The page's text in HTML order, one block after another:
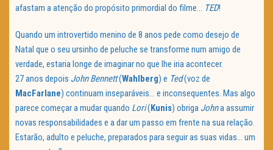
afastam a atenção do propósito primordial do filme… TED!
Quando um introvertido menino de 8 anos pede como desejo de
Natal que o seu ursinho de peluche se transforme num amigo de
verdade, estaria longe de imaginar no que lhe iria acontecer.
27 anos depois John Bennett(Wahlberg) e Ted(voz de
MacFarlane) continuam inseparáveis… e inconsequentes. Mas algo
parece começar a mudar quando Lori(Kunis) obriga Johna assumir
novas responsabilidades e a dar um passo em frente na sua relação.
Estarão, adulto e peluche, preparados para seguir as suas vidas… um